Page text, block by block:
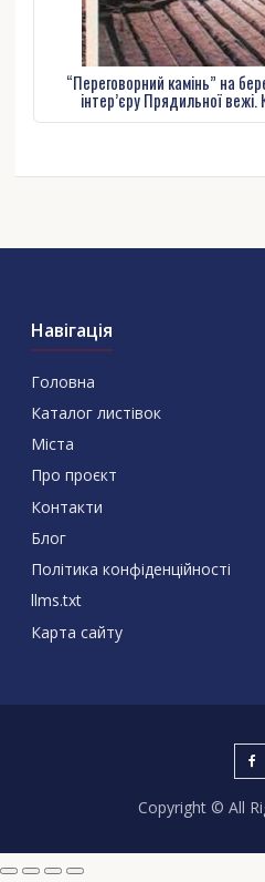
“Переговорний камінь” на
інтер’єру Прядильної
Навігація
Головна
Каталог листівок
Міста
Про проєкт
Контакти
Блог
Політика конфіденційності
llms.txt
Карта сайту
Copyright © All